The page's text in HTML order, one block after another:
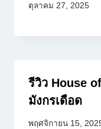
ตุลาคม 27, 2025
รีวิว House
มังกรเดือด
พฤศจิกายน 15,